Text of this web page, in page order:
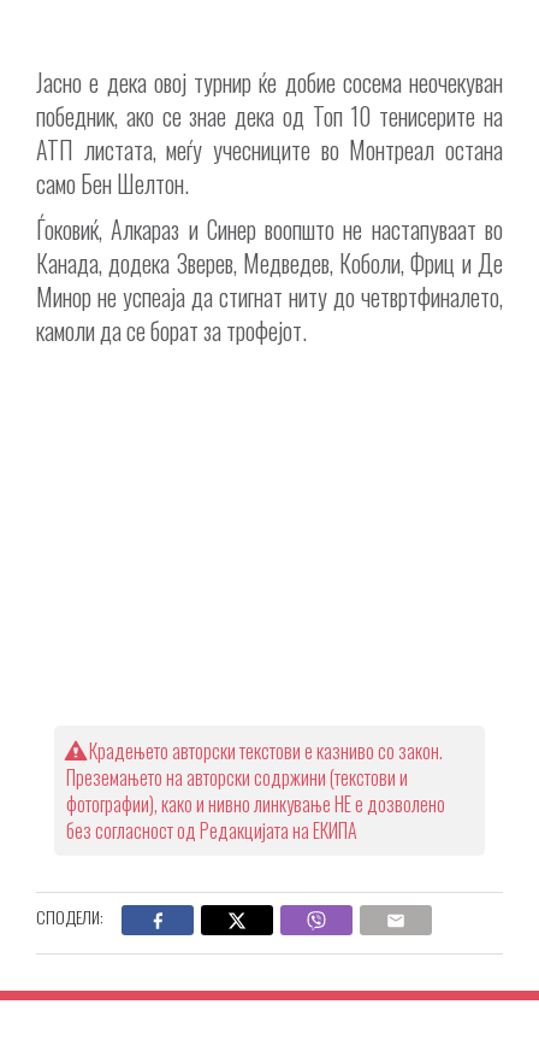
Јасно е дека овој турнир ќе добие сосема неочекуван
победник, ако се знае дека од Топ 10 тенисерите на
АТП листата, меѓу учесниците во Монтреал остана
само Бен Шелтон.
Ѓоковиќ, Алкараз и Синер воопшто не настапуваат во
Канада, додека Зверев, Медведев, Коболи, Фриц и Де
Минор не успеаја да стигнат ниту до четвртфиналето,
камоли да се борат за трофејот.
Крадењето авторски текстови е казниво со закон.
Преземањето на авторски содржини (текстови и
фотографии), како и нивно линкување НЕ е дозволено
без согласност од Редакцијата на ЕКИПА
СПОДЕЛИ: